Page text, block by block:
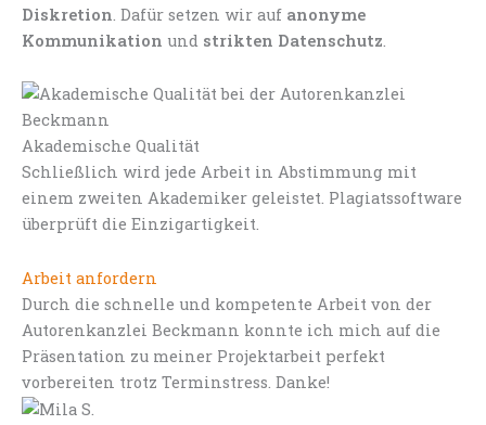
Diskretion . Dafür setzen wir auf anonyme
Kommunikation und strikten Datenschutz
Akademische Qualität
Schließlich wird jede Arbeit in Abstimmung mit
einem zweiten Akademiker geleistet. Plagiatssoftware
überprüft die Einzigartigkeit.
Arbeit anfordern
Durch die schnelle und kompetente Arbeit von der
Autorenkanzlei Beckmann konnte ich mich auf die
Präsentation zu meiner Projektarbeit perfekt
vorbereiten trotz Terminstress. Danke!